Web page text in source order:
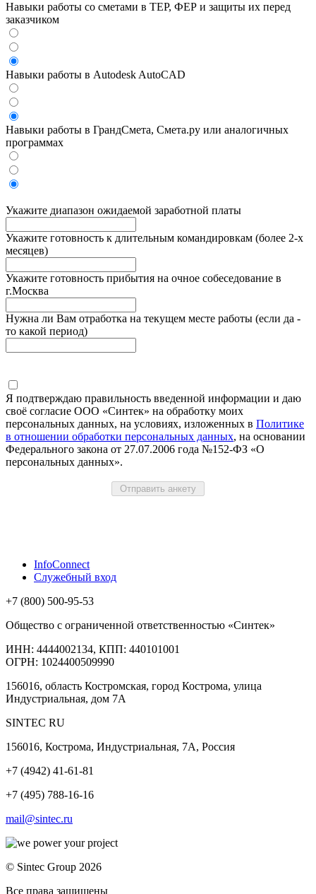
Навыки работы со сметами в ТЕР, ФЕР и защиты их перед
заказчиком
Навыки работы в Autodesk AutoCAD
Навыки работы в ГрандСмета, Смета.ру или аналогичных
программах
Укажите диапазон ожидаемой заработной платы
Укажите готовность к длительным командировкам (более 2-х
месяцев)
Укажите готовность прибытия на очное собеседование в
г.Москва
Нужна ли Вам отработка на текущем месте работы (если да -
то какой период)
Я подтверждаю правильность введенной информации и даю
своё согласие ООО «Синтек» на обработку моих
персональных данных, на условиях, изложенных в Политике
в отношении обработки персональных данных, на основании
Федерального закона от 27.07.2006 года №152-ФЗ «О
персональных данных».
InfoConnect
Служебный вход
+7 (800) 500-95-53
Общество с ограниченной ответственностью «Синтек»
ИНН: 4444002134, КПП: 440101001
ОГРН: 1024400509990
156016, область Костромская, город Кострома, улица
Индустриальная, дом 7А
SINTEC RU
156016, Кострома, Индустриальная, 7А, Россия
+7 (4942) 41-61-81
+7 (495) 788-16-16
mail@sintec.ru
© Sintec Group 2026
Все права защищены